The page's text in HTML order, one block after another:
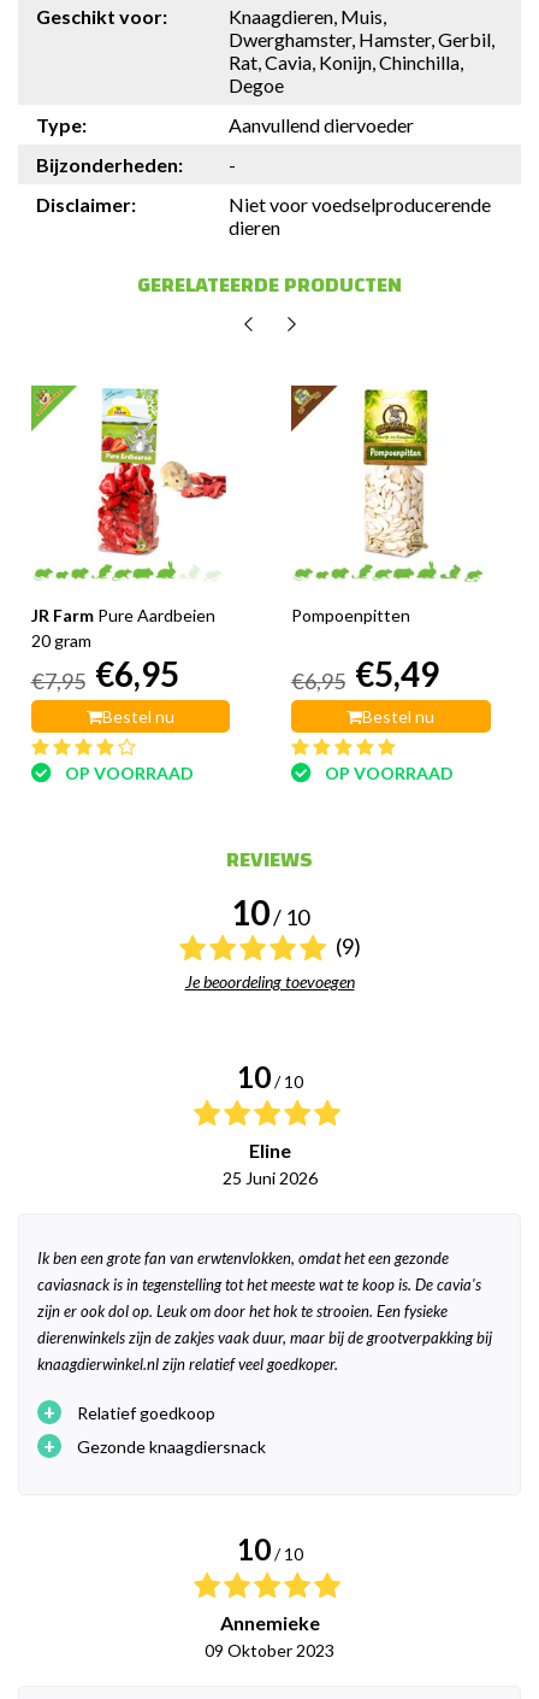
Geschikt voor:
Knaagdieren, Muis,
Dwerghamster, Hamster, Gerbil,
Rat, Cavia, Konijn, Chinchilla,
Degoe
Type:
Aanvullend diervoeder
Bijzonderheden:
-
Disclaimer:
Niet voor voedselproducerende
dieren
GERELATEERDE PRODUCTEN
JR Farm Pure Aardbeien
20 gram
€7,95 €6,95
Bestel nu
OP VOORRAAD
Pompoenpitten
€6,95 €5,49
Bestel nu
OP VOORRAAD
REVIEWS
10/ 10
(9)
Je beoordeling toevoegen
10 / 10
Eline
25 Juni 2026
Ik ben een grote fan van erwtenvlokken, omdat het een gezonde
caviasnack is in tegenstelling tot het meeste wat te koop is. De cavia's
zijn er ook dol op. Leuk om door het hok te strooien. Een fysieke
dierenwinkels zijn de zakjes vaak duur, maar bij de grootverpakking bij
knaagdierwinkel.nl zijn relatief veel goedkoper.
+ Relatief goedkoop
+ Gezonde knaagdiersnack
10 / 10
Annemieke
09 Oktober 2023